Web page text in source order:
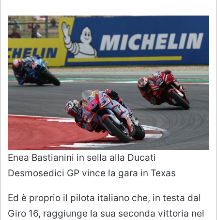
Enea Bastianini in sella alla Ducati
Desmosedici GP vince la gara in Texas
Ed è proprio il pilota italiano che, in testa dal
Giro 16, raggiunge la sua seconda vittoria nel